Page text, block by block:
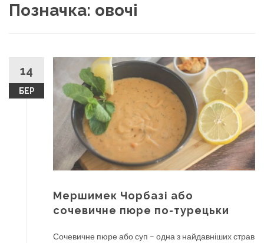
Позначка: овочі
14
БЕР
Мершимек Чорбазі або
сочевичне пюре по-турецьки
Сочевичне пюре або суп – одна з найдавніших страв